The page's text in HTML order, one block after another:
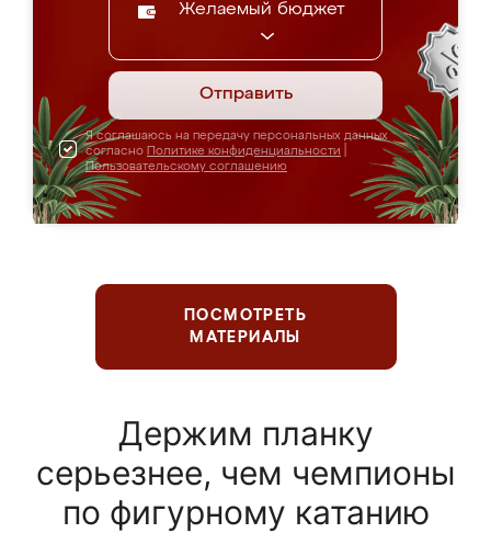
Желаемый бюджет
Отправить
Я соглашаюсь на передачу персональных данных
согласно Политике конфиденциальности
Пользовательскому соглашению
ПОСМОТРЕТЬ
МАТЕРИАЛЫ
Держим планку
серьезнее, чем чемпионы
по фигурному катанию